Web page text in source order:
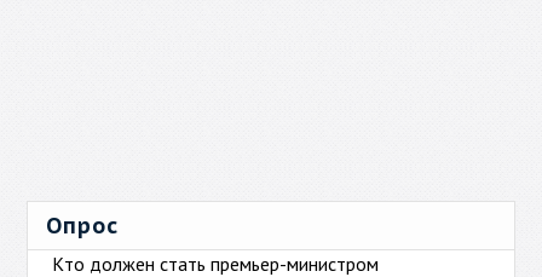
Опрос
Кто должен стать премьер-министром